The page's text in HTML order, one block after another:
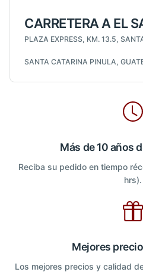
CARRETERA A EL
PLAZA EXPRESS, KM. 13.5,
SANTA CATARINA PINULA,
Más de 10 años
Reciba su pedido en tiempo
hrs).
Mejores
Los mejores precios y calidad